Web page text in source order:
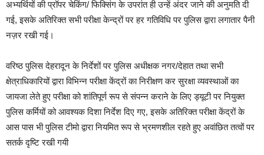
अभ्यर्थियों की प्रॉपर चेकिंग/ फिक्सिंग के उपरांत ही उन्हें अंदर जाने की अनुमति दी
गई, इसके अतिरिक्त सभी परीक्षा केन्द्रों पर हर गतिविधि पर पुलिस द्वारा लगातार पैनी
नज़र रखी गई।
वरिष्ठ पुलिस देहरादून के निर्देशों पर पुलिस अधीक्षक नगर/देहात तथा सभी
क्षेत्राधिकारियों द्वारा विभिन्न परीक्षा केंद्रों का निरीक्षण कर सुरक्षा व्यवस्थाओं का
जायजा लेते हुए परीक्षा को शांतिपूर्ण रूप से संपन्न कराने के लिए ड्यूटी पर नियुक्त
पुलिस कर्मियों को आवश्यक दिशा निर्देश दिए गए, इसके अतिरिक्त परीक्षा केंद्रों के
आस पास भी पुलिस टीमो द्वारा नियमित रूप से भ्रमणशील रहते हुए अवांछित तत्वों पर
सतर्क दृष्टि रखी गयी